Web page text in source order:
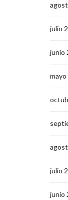
julio
junio
mayo
julio
junio